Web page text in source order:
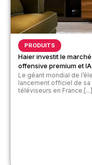
PRODUITS
Haier investit le
offensive premium et IA
Le géant mondial de
lancement officiel de
téléviseurs en France.[...]